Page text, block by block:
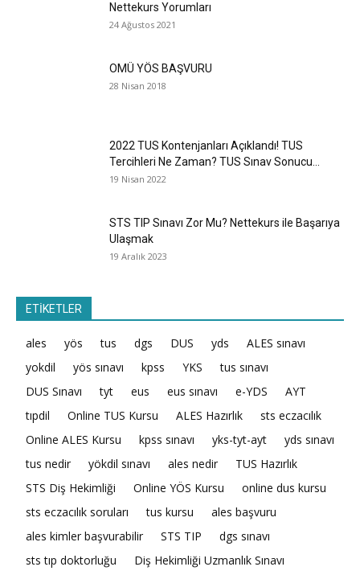
Nettekurs Yorumları
24 Ağustos 2021
OMÜ YÖS BAŞVURU
28 Nisan 2018
2022 TUS Kontenjanları Açıklandı! TUS
Tercihleri Ne Zaman? TUS Sınav Sonucu...
19 Nisan 2022
STS TIP Sınavı Zor Mu? Nettekurs ile Başarıya
Ulaşmak
19 Aralık 2023
ETİKETLER
ales yös tus dgs DUS yds
ALES sınavı
yokdil
yös sınavı kpss YKS
tus sınavı
DUS Sınavı
tyt eus eus sınavı e-YDS
AYT
tıpdil
Online TUS Kursu ALES Hazırlık
sts eczacılık
Online ALES Kursu
kpss sınavı yks-tyt-ayt
yds sınavı
tus nedir
yökdil sınavı ales nedir
TUS Hazırlık
STS Diş Hekimliği
Online YÖS Kursu
online dus kursu
sts eczacılık soruları
tus kursu
ales başvuru
ales kimler başvurabilir
STS TIP
dgs sınavı
sts tıp doktorluğu
Diş Hekimliği Uzmanlık Sınavı